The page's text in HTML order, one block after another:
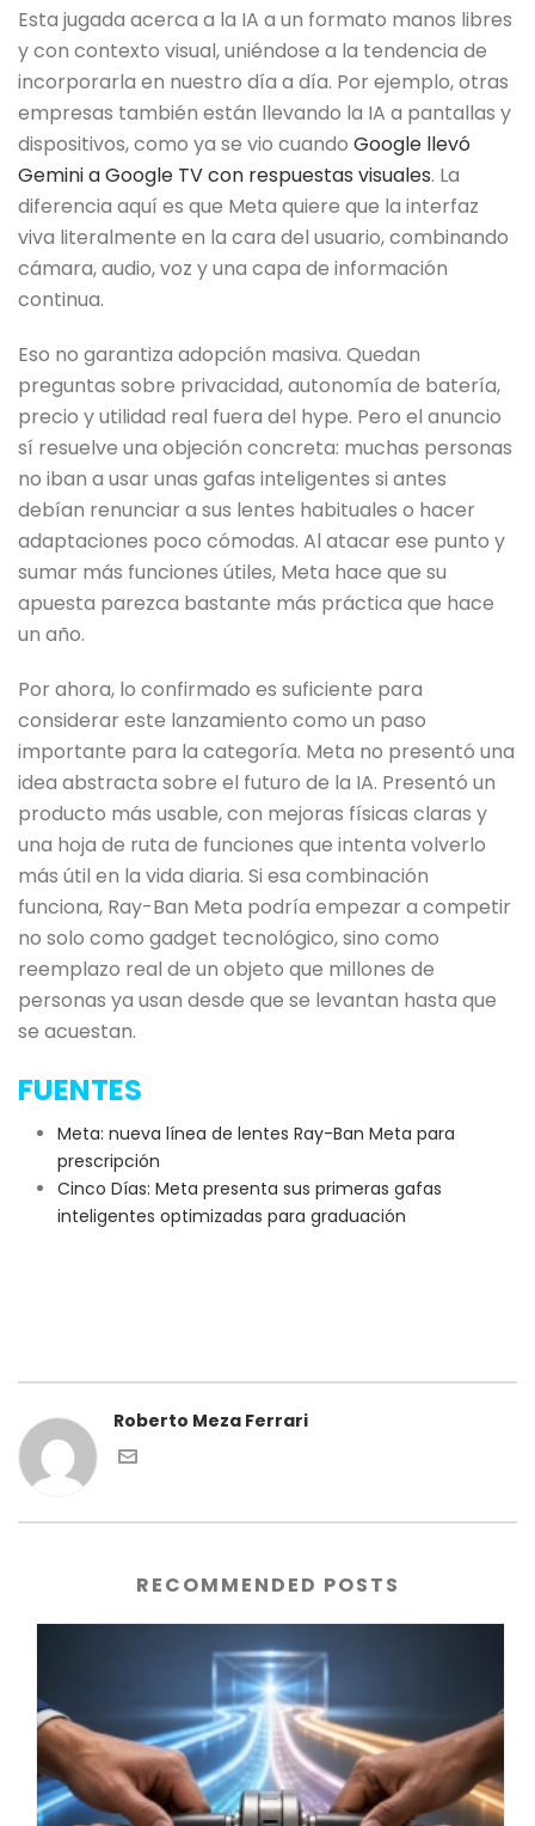
Esta jugada acerca a la IA a un formato manos libres
y con contexto visual, uniéndose a la tendencia de
incorporarla en nuestro día a día. Por ejemplo, otras
empresas también están llevando la IA a pantallas y
dispositivos, como ya se vio cuando Google llevó
Gemini a Google TV con respuestas visuales. La
diferencia aquí es que Meta quiere que la interfaz
viva literalmente en la cara del usuario, combinando
cámara, audio, voz y una capa de información
continua.
Eso no garantiza adopción masiva. Quedan
preguntas sobre privacidad, autonomía de batería,
precio y utilidad real fuera del hype. Pero el anuncio
sí resuelve una objeción concreta: muchas personas
no iban a usar unas gafas inteligentes si antes
debían renunciar a sus lentes habituales o hacer
adaptaciones poco cómodas. Al atacar ese punto y
sumar más funciones útiles, Meta hace que su
apuesta parezca bastante más práctica que hace
un año.
Por ahora, lo confirmado es suficiente para
considerar este lanzamiento como un paso
importante para la categoría. Meta no presentó una
idea abstracta sobre el futuro de la IA. Presentó un
producto más usable, con mejoras físicas claras y
una hoja de ruta de funciones que intenta volverlo
más útil en la vida diaria. Si esa combinación
funciona, Ray-Ban Meta podría empezar a competir
no solo como gadget tecnológico, sino como
reemplazo real de un objeto que millones de
personas ya usan desde que se levantan hasta que
se acuestan.
FUENTES
Meta: nueva línea de lentes Ray-Ban Meta para
prescripción
Cinco Días: Meta presenta sus primeras gafas
inteligentes optimizadas para graduación
Roberto Meza Ferrari
RECOMMENDED POSTS